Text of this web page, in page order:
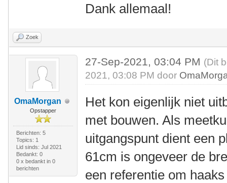
Dank allemaal!
Zoek
OmaMorgan
Opstapper
Berichten: 5
Topics: 1
Lid sinds: Jul 2021
Bedankt: 0
0 x bedankt in 0
berichten
27-Sep-2021, 03:04 PM (Dit
2021, 03:08 PM door
Het kon eigenlijk niet
met bouwen. Als
uitgangspunt dient een
61cm is ongeveer de
een referentie om